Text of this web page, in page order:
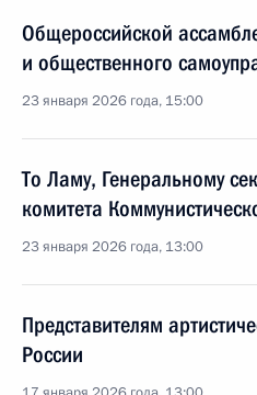
Общероссийской
и общественного
23 января 2026 года, 15:00
То Ламу, Генеральному
комитета
23 января 2026 года, 13:00
Представителям
России